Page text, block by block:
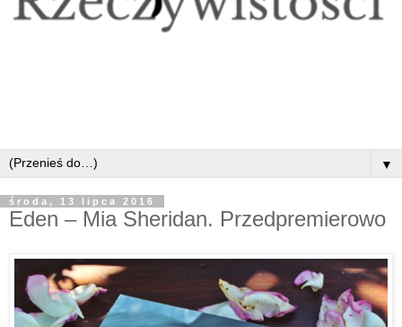
▼
środa, 13 lipca 2016
Eden – Mia Sheridan. Przedpremierowo